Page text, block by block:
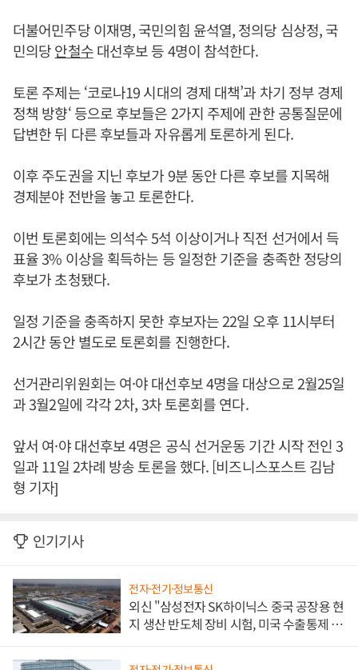
더불어민주당 이재명, 국민의힘 윤석열, 정의당 심상정, 국
민의당안철수대선후보 등 4명이 참석한다.
토론 주제는 ‘코로나19 시대의 경제 대책’과 차기 정부 경제
정책 방향‘ 등으로 후보들은 2가지 주제에 관한 공통질문에
답변한 뒤 다른 후보들과 자유롭게 토론하게 된다.
이후 주도권을 지닌 후보가 9분 동안 다른 후보를 지목해
경제분야 전반을 놓고 토론한다.
이번 토론회에는 의석수 5석 이상이거나 직전 선거에서 득
표율 3% 이상을 획득하는 등 일정한 기준을 충족한 정당의
후보가 초청됐다.
일정 기준을 충족하지 못한 후보자는 22일 오후 11시부터
2시간 동안 별도로 토론회를 진행한다.
선거관리위원회는 여·야 대선후보 4명을 대상으로 2월25일
과 3월2일에 각각 2차, 3차 토론회를 연다.
앞서 여·야 대선후보 4명은 공식 선거운동 기간 시작 전인 3
일과 11일 2차례 방송 토론을 했다. [비즈니스포스트 김남
형 기자]
인기기사
전자·전기·정보통신
외신 "삼성전자 SK하이닉스 중국 공장용 현
지 생산 반도체 장비 시험, 미국 수출통제 대